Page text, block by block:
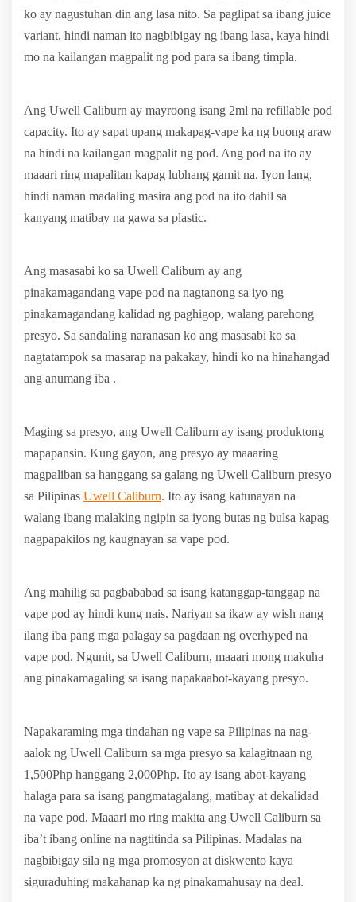
ko ay nagustuhan din ang lasa nito. Sa paglipat sa ibang juice
variant, hindi naman ito nagbibigay ng ibang lasa, kaya hindi
mo na kailangan magpalit ng pod para sa ibang timpla.
Ang Uwell Caliburn ay mayroong isang 2ml na refillable pod
capacity. Ito ay sapat upang makapag-vape ka ng buong araw
na hindi na kailangan magpalit ng pod. Ang pod na ito ay
maaari ring mapalitan kapag lubhang gamit na. Iyon lang,
hindi naman madaling masira ang pod na ito dahil sa
kanyang matibay na gawa sa plastic.
Ang masasabi ko sa Uwell Caliburn ay ang
pinakamagandang vape pod na nagtanong sa iyo ng
pinakamagandang kalidad ng paghigop, walang parehong
presyo. Sa sandaling naranasan ko ang masasabi ko sa
nagtatampok sa masarap na pakakay, hindi ko na hinahangad
ang anumang iba .
Maging sa presyo, ang Uwell Caliburn ay isang produktong
mapapansin. Kung gayon, ang presyo ay maaaring
magpaliban sa hanggang sa galang ng Uwell Caliburn presyo
sa Pilipinas Uwell Caliburn. Ito ay isang katunayan na
walang ibang malaking ngipin sa iyong butas ng bulsa kapag
nagpapakilos ng kaugnayan sa vape pod.
Ang mahilig sa pagbababad sa isang katanggap-tanggap na
vape pod ay hindi kung nais. Nariyan sa ikaw ay wish nang
ilang iba pang mga palagay sa pagdaan ng overhyped na
vape pod. Ngunit, sa Uwell Caliburn, maaari mong makuha
ang pinakamagaling sa isang napakaabot-kayang presyo.
Napakaraming mga tindahan ng vape sa Pilipinas na nag-
aalok ng Uwell Caliburn sa mga presyo sa kalagitnaan ng
1,500Php hanggang 2,000Php. Ito ay isang abot-kayang
halaga para sa isang pangmatagalang, matibay at dekalidad
na vape pod. Maaari mo ring makita ang Uwell Caliburn sa
iba’t ibang online na nagtitinda sa Pilipinas. Madalas na
nagbibigay sila ng mga promosyon at diskwento kaya
siguraduhing makahanap ka ng pinakamahusay na deal.